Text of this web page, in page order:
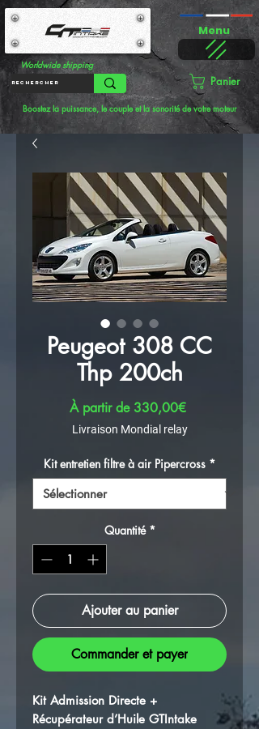
Worldwide shipping
Menu
Panier
Boostez la puissance, le couple et la sonorité de votre moteur
Peugeot 308 CC
Thp 200ch
À partir de 330,00€Prix
Livraison Mondial relay
Kit entretien filtre à air Pipercross *
Quantité *
Ajouter au panier
Commander et payer
Kit Admission Directe +
Récupérateur d’Huile GTIntake